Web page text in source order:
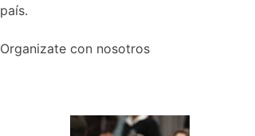
país.
Organizate con nosotros